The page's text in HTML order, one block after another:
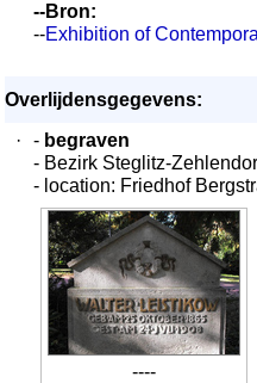
--Bron:
--Exhibition of
Overlijdensgegevens:
·
- begraven
- Bezirk Steglitz-
- location: Friedhof
----